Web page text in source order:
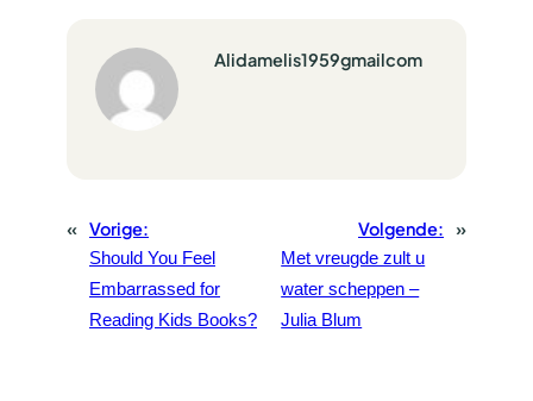
Alidamelis1959gmailcom
« Vorige:
Should You Feel
Embarrassed for
Reading Kids Books?
Volgende:
Met vreugde zult u
water scheppen –
Julia Blum
»